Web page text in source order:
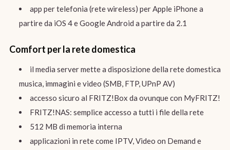
app per telefonia (rete wireless) per Apple iPhone a
partire da iOS 4 e Google Android a partire da 2.1
Comfort per la rete domestica
il media server mette a disposizione della rete domestica
musica, immagini e video (SMB, FTP, UPnP AV)
accesso sicuro al FRITZ!Box da ovunque con MyFRITZ!
FRITZ!NAS: semplice accesso a tutti i file della rete
512 MB di memoria interna
applicazioni in rete come IPTV, Video on Demand e